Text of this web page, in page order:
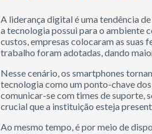
A liderança digital é uma tendência
a tecnologia possui para o ambiente
custos, empresas colocaram as suas
trabalho foram adotadas, dando
Nesse cenário, os smartphones
tecnologia como um ponto-chave
comunicar-se com times de suporte,
crucial que a instituição esteja
Ao mesmo tempo, é por meio de